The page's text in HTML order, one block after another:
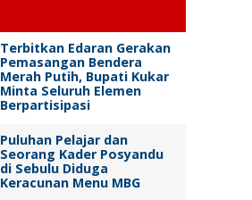
Terbitkan Edaran Gerakan
Pemasangan Bendera
Merah Putih, Bupati Kukar
Minta Seluruh Elemen
Berpartisipasi
Puluhan Pelajar dan
Seorang Kader Posyandu
di Sebulu Diduga
Keracunan Menu MBG